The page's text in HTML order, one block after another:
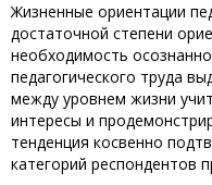
Жизненные ориентации
достаточной степени
необходимость
педагогического труда
между уровнем жизни
интересы и
тенденция косвенно
категорий респондентов